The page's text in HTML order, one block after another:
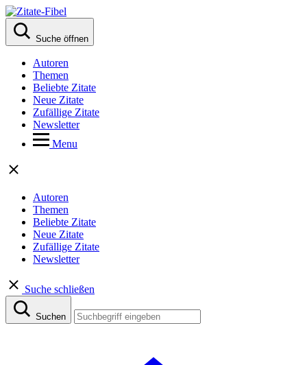
Suche öffnen
Autoren
Themen
Beliebte Zitate
Neue Zitate
Zufällige Zitate
Newsletter
Menu
Autoren
Themen
Beliebte Zitate
Neue Zitate
Zufällige Zitate
Newsletter
Suche schließen
Suchen